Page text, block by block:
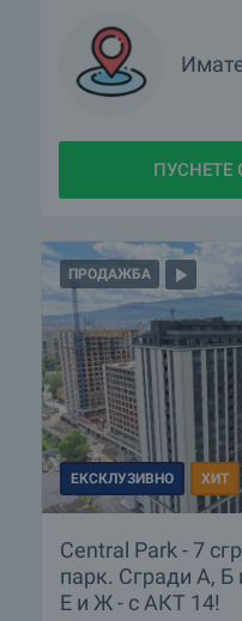
ПУСНЕТЕ
ПРОДАЖБА
ЕКСКЛУЗИВНО ХИТ
Central Park - 7
парк. Сгради А, Б
Е и Ж - с АКТ 14!